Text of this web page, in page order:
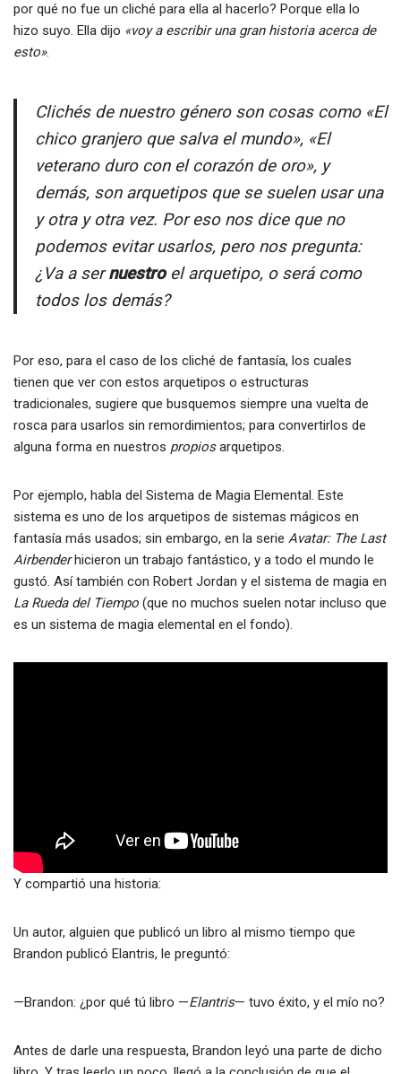
por qué no fue un cliché para ella al hacerlo? Porque ella lo
hizo suyo. Ella dijo «voy a escribir una gran historia acerca de
esto».
Clichés de nuestro género son cosas como «El
chico granjero que salva el mundo», «El
veterano duro con el corazón de oro», y
demás, son arquetipos que se suelen usar una
y otra y otra vez. Por eso nos dice que no
podemos evitar usarlos, pero nos pregunta:
¿Va a sernuestroel arquetipo, o será como
todos los demás?
Por eso, para el caso de los cliché de fantasía, los cuales
tienen que ver con estos arquetipos o estructuras
tradicionales, sugiere que busquemos siempre una vuelta de
rosca para usarlos sin remordimientos; para convertirlos de
alguna forma en nuestros propiosarquetipos.
Por ejemplo, habla del Sistema de Magia Elemental. Este
sistema es uno de los arquetipos de sistemas mágicos en
fantasía más usados; sin embargo, en la serie Avatar: The Last
Airbenderhicieron un trabajo fantástico, y a todo el mundo le
gustó. Así también con Robert Jordan y el sistema de magia en
La Rueda del Tiempo (que no muchos suelen notar incluso que
es un sistema de magia elemental en el fondo).
Y compartió una historia:
Un autor, alguien que publicó un libro al mismo tiempo que
Brandon publicó Elantris, le preguntó:
—Brandon: ¿por qué tú libro —Elantris— tuvo éxito, y el mío no?
Antes de darle una respuesta, Brandon leyó una parte de dicho